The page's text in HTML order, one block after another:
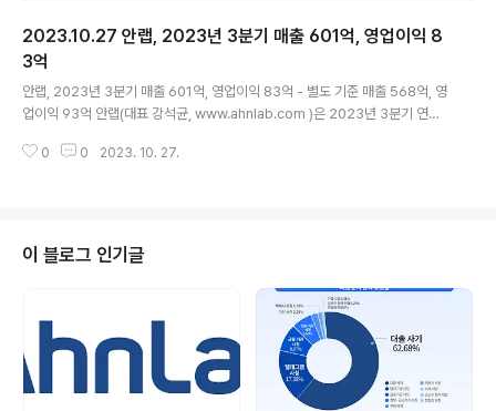
▲외부 전문가 세션 ▲사내 지식공유 세션 등 사내 개발 인
력의 직무 전문성 강화를 돕는 19개 세션 진행 안랩(대표
강석균, www.ahnlab.com )이 10월 24일~27일 나흘
간 안랩 사옥 및 온라인에서 사내 연구개발 인력을 대상으
로 진행한 ‘AhnLab Developers Conference(안랩
개발자 컨퍼런스)’를 성료했다. ‘안..
2023.10.27 안랩, 2023년 3분기 매출 601억, 영업이익 8
3억
안랩, 2023년 3분기 매출 601억, 영업이익 83억 - 별도 기준 매출 568억, 영
업이익 93억 안랩(대표 강석균, www.ahnlab.com )은 2023년 3분기 연결
억원)을 기록했다고 잠정 실적을 공시했다. 이는 전년 동기(2022년 3분기) 대
보안특화 클라우드 관리 서비스(MSP) ‘안랩 클라우드’와 지능형 위협 대응 솔
루션 ‘안랩 MDS’, 모바일 보안 제품군 등이 높은 성장세를..
0 0 2023. 10. 27.
이 블로그 인기글